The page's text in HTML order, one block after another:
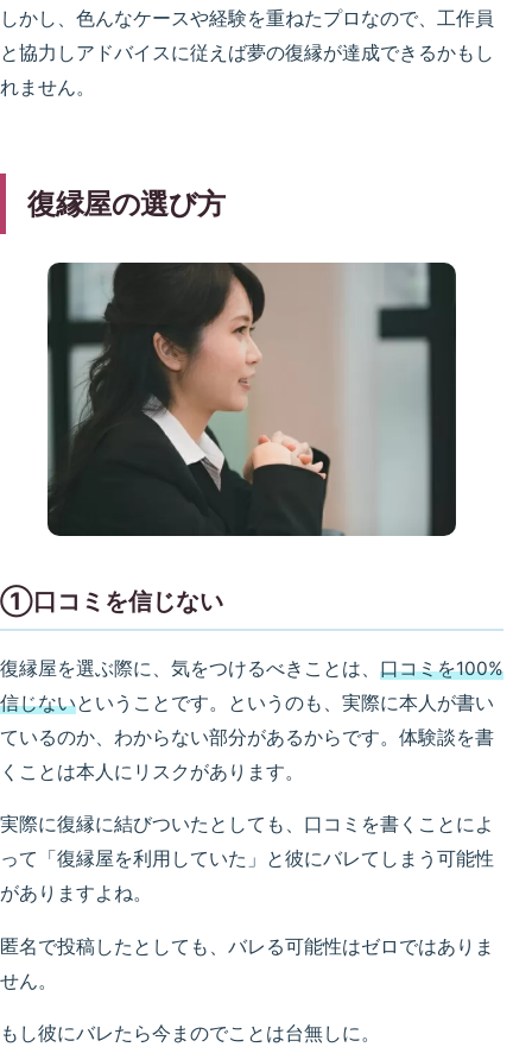
しかし、色んなケースや経験を重ねたプロなので、工作員
と協力しアドバイスに従えば夢の復縁が達成できるかもし
れません。
復縁屋の選び方
①口コミを信じない
復縁屋を選ぶ際に、気をつけるべきことは、 口コミを100%
信じないということです。というのも、実際に本人が書い
ているのか、わからない部分があるからです。体験談を書
くことは本人にリスクがあります。
実際に復縁に結びついたとしても、口コミを書くことによ
って「復縁屋を利用していた」と彼にバレてしまう可能性
がありますよね。
匿名で投稿したとしても、バレる可能性はゼロではありま
せん。
もし彼にバレたら今まのでことは台無しに。